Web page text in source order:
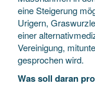
eine Steigerung
Urigern,
einer
Vereinigung,
gesprochen wird.
Was soll daran